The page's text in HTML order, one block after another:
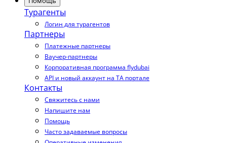
Турагенты
Логин для турагентов
Партнеры
Платежные партнеры
Ваучер-партнеры
Корпоративная программа flydubai
API и новый аккаунт на TA портале
Контакты
Свяжитесь с нами
Напишите нам
Помощь
Часто задаваемые вопросы